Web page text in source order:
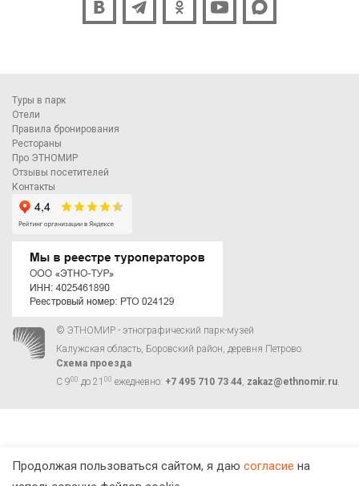
Туры в парк
Отели
Правила бронирования
Рестораны
Про ЭТНОМИР
Отзывы посетителей
Контакты
© ЭТНОМИР - этнографический парк-музей
Калужская область, Боровский район, деревня Петрово.
Схема проезда
С 900 до 21 00 ежедневно: +7 495 710 73 44, zakaz@ethnomir.ru.
Продолжая пользоваться сайтом, я даю согласие на